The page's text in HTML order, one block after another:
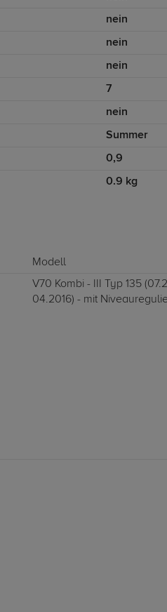
nein
nein
nein
7
nein
Summer
0,9
0.9 kg
Modell
V70 Kombi - III Typ 135
04.2016) - mit